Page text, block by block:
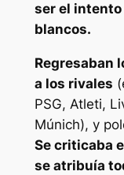
ser el
blancos.
Regresaban
a los rivales
PSG, Atleti,
Múnich), y
Se criticaba
se atribuía